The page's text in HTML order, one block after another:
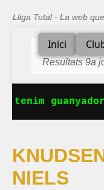
Lliga Total - La web
Inici
Resultats 9a
tenim
NIELS